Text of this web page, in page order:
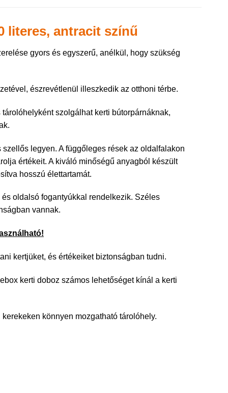
literes, antracit színű
gyors és egyszerű, anélkül, hogy szükség
észrevétlenül illeszkedik az otthoni térbe.
szolgálhat kerti bútorpárnáknak,
legyen. A függőleges rések az oldalfalakon
értékeit. A kiváló minőségű anyagból készült
hosszú élettartamát.
oldalsó fogantyúkkal rendelkezik. Széles
vannak.
kertjüket, és értékeiket biztonságban tudni.
kerti doboz számos lehetőséget kínál a kerti
könnyen mozgatható tárolóhely.